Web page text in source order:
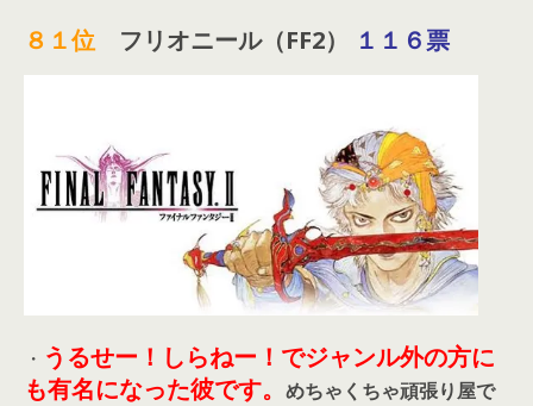
８１位 フリオニール（FF2） １１６票
・ うるせー！しらねー！でジャンル外の方に
も有名になった彼です。 めちゃくちゃ頑張り屋で